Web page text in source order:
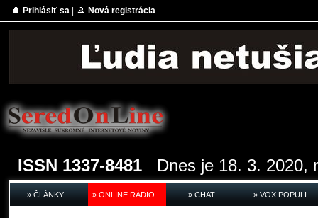
Prihlásiť sa Nová registrácia
ISSN 1337-8481 Dnes je 18. 3. 2020,
» ČLÁNKY » ONLINE RÁDIO » CHAT » VOX POPULI